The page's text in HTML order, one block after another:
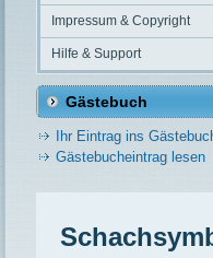
Impressum & Copyright
Hilfe & Support
Gästebuch
Ihr Eintrag ins
Gästebucheintrag lesen